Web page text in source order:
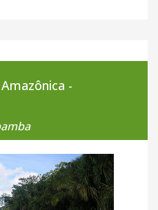
Sour, o famoso drink
prato da gastronomia
-